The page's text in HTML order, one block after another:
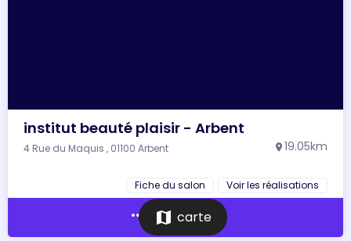
institut beauté plaisir - Arbent
4 Rue du Maquis , 01100 Arbent location_on 19.05km
Fiche du salon Voir les réalisations
more_horiz Prendre RDV
map carte